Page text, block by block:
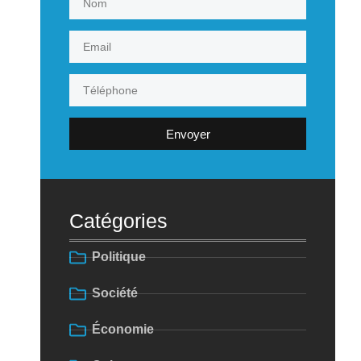
Envoyer
Catégories
Politique
Société
Économie